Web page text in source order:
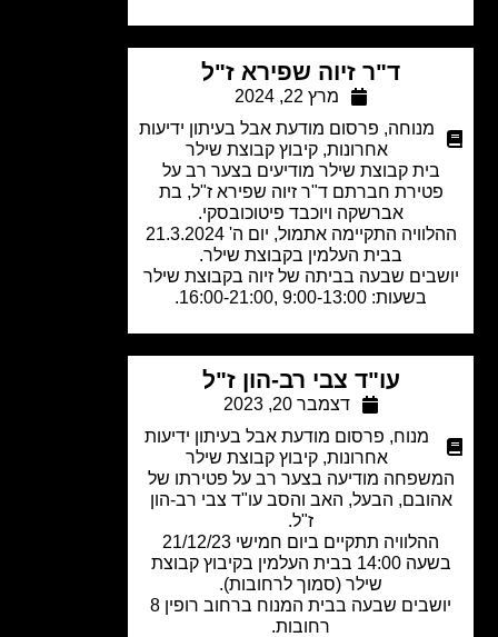
ד"ר זיוה שפירא ז"ל
מרץ 22, 2024
מנוחה
פרסום מודעת אבל בעיתון ידיעות
אחרונות,קיבוץ קבוצת שילר
בית קבוצת שילר מודיעים בצער רב על
חברתם ד"ר זיוה שפירא ז"ל, בת
אברשקה ויוכבד פיטוכובסקי.
ההלוויה התקיימה אתמול, יום ה' 21.3.2024
בבית העלמין בקבוצת שילר.
שבעה בביתה של זיוה בקבוצת שילר
בשעות: 9:00-13:00 ,16:00-21:00.
עו"ד צבי רב-הון ז"ל
דצמבר 20, 2023
מנוח,
פרסום מודעת אבל בעיתון ידיעות
אחרונות,קיבוץ קבוצת שילר
מודיעה בצער רב על פטירתו של
הבעל, האב והסב עו"ד צבי רב-הון
ההלוויה תתקיים ביום חמישי 21/12/23
בשעה 14:00 בבית העלמין בקיבוץ קבוצת
שילר (סמוך לרחובות).
יושבים שבעה בבית המנוח ברחוב רופין 8